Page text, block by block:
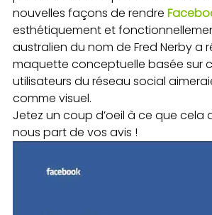
nouvelles façons de rendre
esthétiquement et
australien du nom de Fred Nerby a
maquette conceptuelle basée sur
utilisateurs du réseau social
comme visuel.
Jetez un coup d’oeil à ce que cela
nous part de vos avis !